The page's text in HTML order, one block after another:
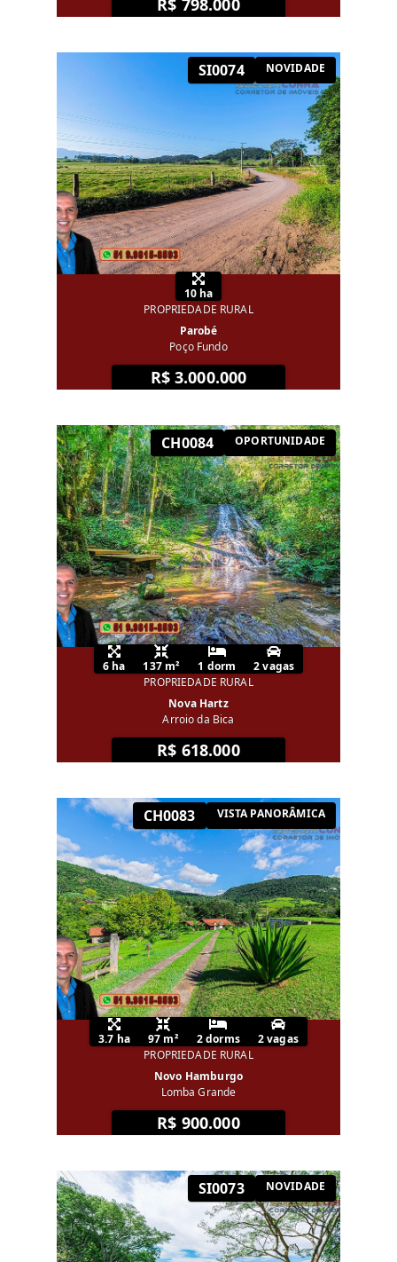
SI0074 NOVIDADE
10 ha
PROPRIEDADE RURAL
Parobé
Poço Fundo
R$ 3.000.000
CH0084 OPORTUNIDADE
6 ha 137 m² 1 dorm
2 vagas
PROPRIEDADE RURAL
Nova Hartz
Arroio da Bica
R$ 618.000
CH0083 VISTA PANORÂMICA
3.7 ha 97 m² 2 dorms
2 vagas
PROPRIEDADE RURAL
Novo Hamburgo
Lomba Grande
R$ 900.000
SI0073 NOVIDADE